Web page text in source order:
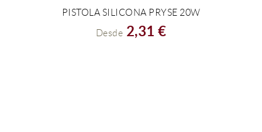
PISTOLA SILICONA PRYSE 20W
Desde 2,31 €